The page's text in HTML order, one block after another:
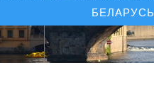
БЕЛАРУСЬ